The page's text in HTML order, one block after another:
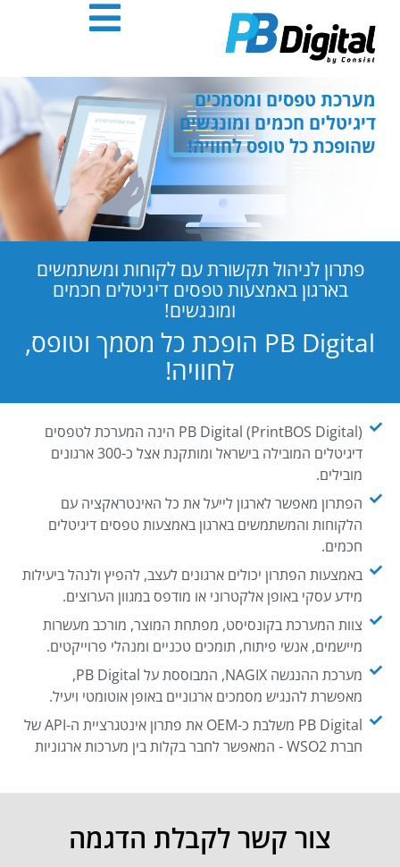
אנטר
מערכת טפסים ומסמכים
דיגיטלים חכמים ומונגשים
שהופכת כל טופס לחוויה!
פתרון לניהול תקשורת עם לקוחות ומשתמשים
בארגון באמצעות טפסים דיגיטלים חכמים
ומונגשים!
PB Digital הופכת כל מסמך וטופס,
לחוויה!
PB Digital (PrintBOS Digital) הינה המערכת לטפסים
דיגיטלים המובילה בישראל ומותקנת אצל כ-300 ארגונים
מובילים.
הפתרון מאפשר לארגון לייעל את כל האינטראקציה עם
הלקוחות והמשתמשים בארגון באמצעות טפסים דיגיטלים
חכמים.
באמצעות הפתרון יכולים ארגונים לעצב, להפיץ ולנהל ביעילות
מידע עסקי באופן אלקטרוני או מודפס במגוון הערוצים.
צוות המערכת בקונסיסט, מפתחת המוצר, מורכב מעשרות
מיישמים, אנשי פיתוח, תומכים טכניים ומנהלי פרוייקטים.
מערכת ההנגשה NAGIX, המבוססת על PB Digital,
מאפשרת להנגיש מסמכים ארגוניים באופן אוטומטי ויעיל.
PB Digital משלבת כ-OEM את פתרון אינטגרציית ה-API של
חברת WSO2 - המאפשר לחבר בקלות בין מערכות ארגוניות
צור קשר לקבלת הדגמה